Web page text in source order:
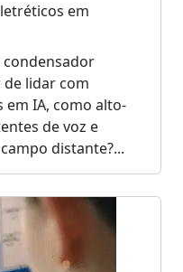
em
de lidar com
em IA, como alto-
de voz e
distante?...